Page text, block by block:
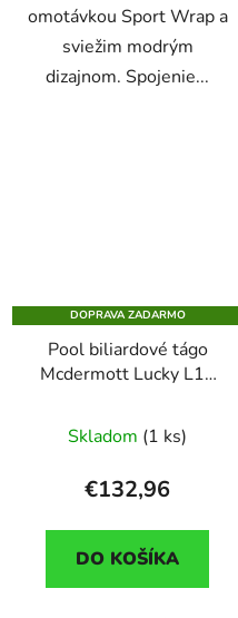
omotávkou Sport Wrap a
sviežim modrým
dizajnom. Spojenie...
DOPRAVA ZADARMO
Pool biliardové tágo
Mcdermott Lucky L17
dvojdielne
Skladom (1 ks)
€132,96
DO KOŠÍKA